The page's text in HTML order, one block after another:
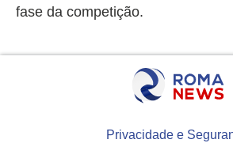
fase da competição.
Privacidade e